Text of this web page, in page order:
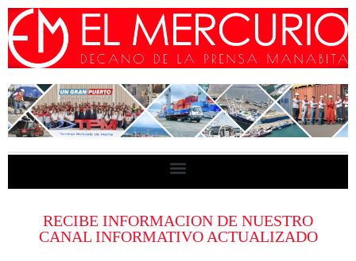
RECIBE INFORMACION DE NUESTRO
CANAL INFORMATIVO ACTUALIZADO